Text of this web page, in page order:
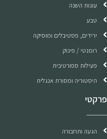
עונות השנה
טבע
ירידים, פסטיבלים ומוסיקה
רומנטי / פינוק
פעילות ספורטיבית
היסטוריה ומסורת אנגלית
פרקטי
הגעה ותחבורה